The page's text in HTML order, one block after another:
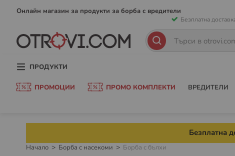
Онлайн магазин за продукти за борба с вредители
Безплатна
към
ТърсенеТърсене
ПРОДУКТИ
ПРОМОЦИИ ПРОМО КОМПЛЕКТИ ВРЕДИТЕЛИ
Безплатна
Начало Борба с насекоми Борба с бълхи